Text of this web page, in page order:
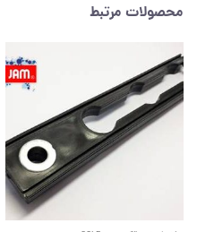
محصولات مرتبط